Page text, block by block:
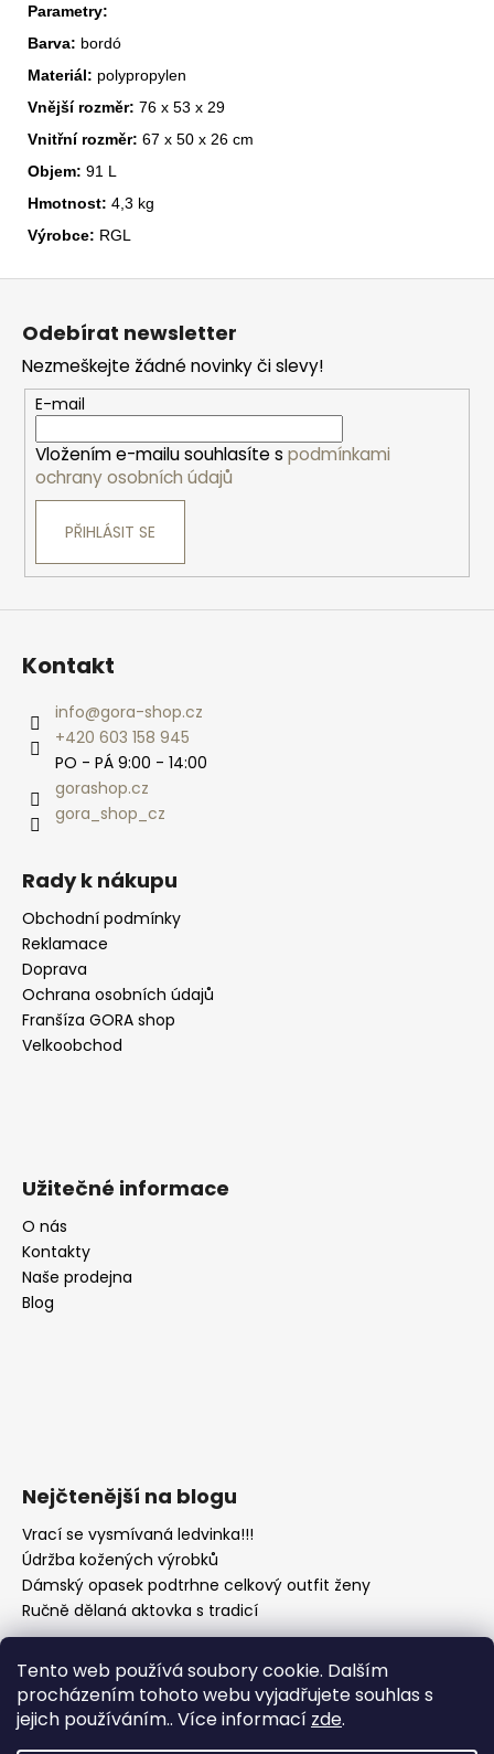
Tento web používá soubory cookie. Dalším
procházením tohoto webu vyjadřujete souhlas s
jejich používáním.. Více informací zde.
Parametry:
Barva: bordó
Materiál: polypropylen
Vnější rozměr: 76 x 53 x 29
Vnitřní rozměr: 67 x 50 x 26 cm
Objem: 91 L
Hmotnost: 4,3 kg
Výrobce: RGL
Z
Odebírat newsletter
Nezmeškejte žádné novinky či slevy!
E-mail
Vložením e-mailu souhlasíte s podmínkami
ochrany osobních údajů
PŘIHLÁSIT SE
Kontakt
info@gora-shop.cz
+420 603 158 945
PO - PÁ 9:00 - 14:00
gorashop.cz
gora_shop_cz
Rady k nákupu
Obchodní podmínky
Reklamace
Doprava
Ochrana osobních údajů
Franšíza GORA shop
Velkoobchod
Užitečné informace
O nás
Kontakty
Naše prodejna
Blog
Nejčtenější na blogu
Vrací se vysmívaná ledvinka!!!
Údržba kožených výrobků
Dámský opasek podtrhne celkový outfit ženy
Ručně dělaná aktovka s tradicí